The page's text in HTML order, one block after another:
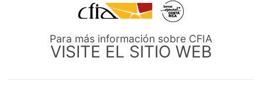
Para más información sobre CFIA
VISITE EL SITIO WEB